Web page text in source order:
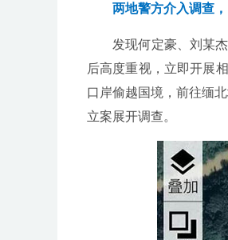
两地警方介入调查
发现何定豪、刘某
后高度重视，立即开展
口岸偷越国境，前往缅
立案展开调查。